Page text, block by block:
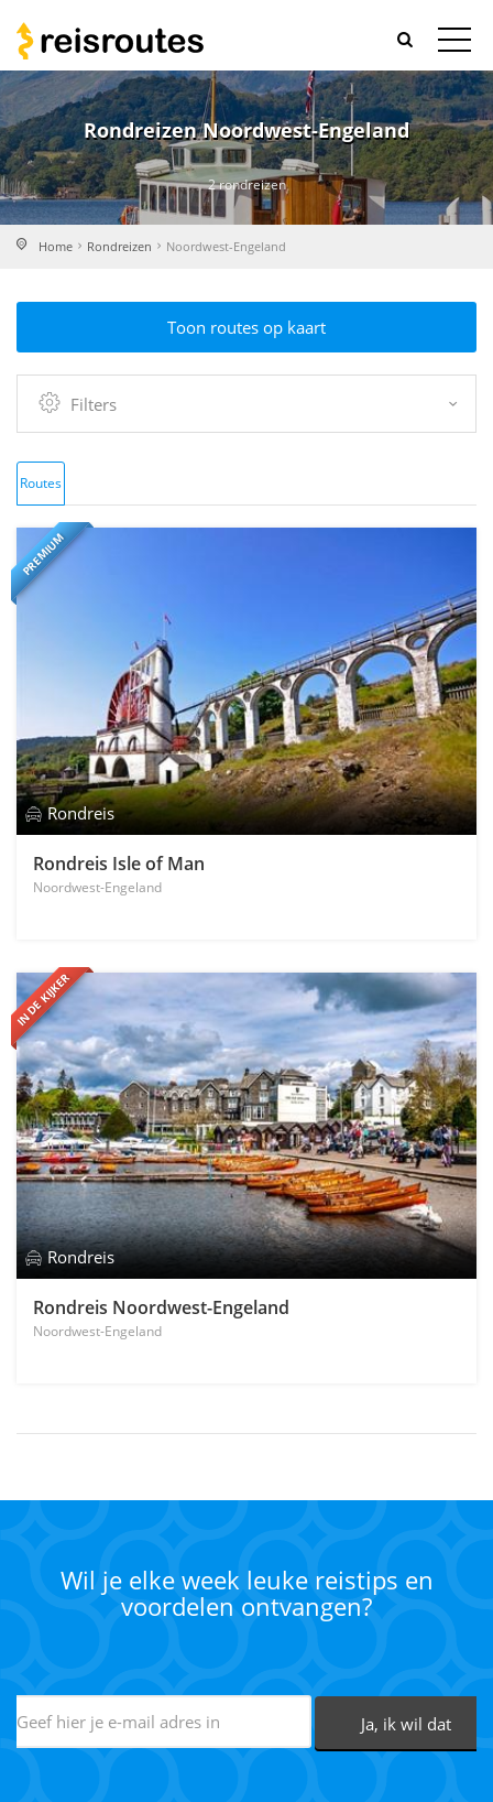
Rondreizen Noordwest-Engeland
2 rondreizen
Home Rondreizen Noordwest-Engeland
Toon routes op kaart
Filters
Routes
PREMIUM
Rondreis
Rondreis Isle of Man
Noordwest-Engeland
IN DE KIJKER
Rondreis
Rondreis Noordwest-Engeland
Noordwest-Engeland
Wil je elke week leuke reistips en
voordelen ontvangen?